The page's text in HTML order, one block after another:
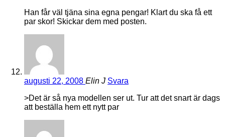
Han får väl tjäna sina egna pengar! Klart du ska få ett
par skor! Skickar dem med posten.
augusti 22, 2008 Elin J Svara
>Det är så nya modellen ser ut. Tur att det snart är dags
att beställa hem ett nytt par